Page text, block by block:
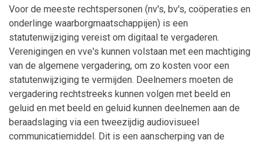
Voor de meeste rechtspersonen (nv's, bv's, coöperaties en
onderlinge waarborgmaatschappijen) is een
statutenwijziging vereist om digitaal te vergaderen.
Verenigingen en vve's kunnen volstaan met een machtiging
van de algemene vergadering, om zo kosten voor een
statutenwijziging te vermijden. Deelnemers moeten de
vergadering rechtstreeks kunnen volgen met beeld en
geluid en met beeld en geluid kunnen deelnemen aan de
beraadslaging via een tweezijdig audiovisueel
communicatiemiddel. Dit is een aanscherping van de